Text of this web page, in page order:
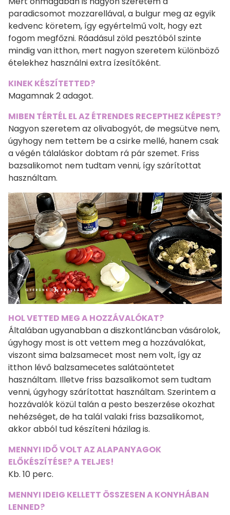
paradicsomot mozzarellával, a bulgur meg az egyik
kedvenc köretem, így egyértelmű volt, hogy ezt
fogom megfőzni. Ráadásul zöld pesztóból szinte
mindig van itthon, mert nagyon szeretem különböző
ételekhez használni extra ízesítőként.
KINEK KÉSZÍTETTED?
Magamnak 2 adagot.
MIBEN TÉRTÉL EL AZ ÉTRENDES RECEPTHEZ KÉPEST?
Nagyon szeretem az olivabogyót, de megsütve nem,
úgyhogy nem tettem be a csirke mellé, hanem csak
a végén tálaláskor dobtam rá pár szemet. Friss
bazsalikomot nem tudtam venni, így szárítottat
használtam.
HOL VETTED MEG A HOZZÁVALÓKAT?
Általában ugyanabban a diszkontláncban vásárolok,
úgyhogy most is ott vettem meg a hozzávalókat,
viszont sima balzsamecet most nem volt, így az
itthon lévő balzsamecetes salátaöntetet
használtam. Illetve friss bazsalikomot sem tudtam
venni, úgyhogy szárítottat használtam. Szerintem a
hozzávalók közül talán a pesto beszerzése okozhat
nehézséget, de ha talál valaki friss bazsalikomot,
akkor abból tud készíteni házilag is.
MENNYI IDŐ VOLT AZ ALAPANYAGOK
ELŐKÉSZÍTÉSE? A TELJES!
Kb. 10 perc.
MENNYI IDEIG KELLETT ÖSSZESEN A KONYHÁBAN
LENNED?